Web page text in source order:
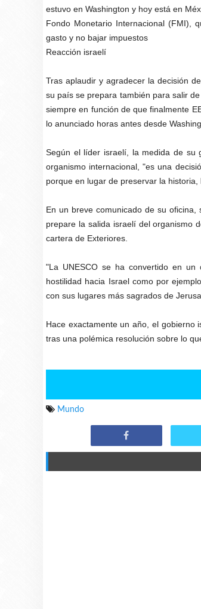
estuvo en Washington y hoy está en
Fondo Monetario Internacional (FMI),
gasto y no bajar impuestos
Reacción israelí
Tras aplaudir y agradecer la decisión
su país se prepara también para salir
siempre en función de que finalmente
lo anunciado horas antes desde
Según el líder israelí, la medida de su
organismo internacional, "es una
porque en lugar de preservar la historia,
En un breve comunicado de su
prepare la salida israelí del organismo
cartera de Exteriores.
"La UNESCO se ha convertido en
hostilidad hacia Israel como por
con sus lugares más sagrados de
Hace exactamente un año, el gobierno
tras una polémica resolución sobre lo
Mundo